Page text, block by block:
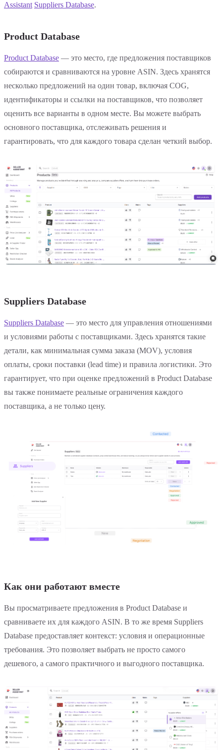
Assistant Suppliers Database.
Product Database
Product Database — это место, где предложения поставщиков
собираются и сравниваются на уровне ASIN. Здесь хранятся
несколько предложений на один товар, включая COG,
идентификаторы и ссылки на поставщиков, что позволяет
оценить все варианты в одном месте. Вы можете выбрать
основного поставщика, отслеживать решения и
гарантировать, что для каждого товара сделан четкий выбор.
Suppliers Database
Suppliers Database — это место для управления отношениями
и условиями работы с поставщиками. Здесь хранятся такие
детали, как минимальная сумма заказа (MOV), условия
оплаты, сроки поставки (lead time) и правила логистики. Это
гарантирует, что при оценке предложений в Product Database
вы также понимаете реальные ограничения каждого
поставщика, а не только цену.
Как они работают вместе
Вы просматриваете предложения в Product Database и
сравниваете их для каждого ASIN. В то же время Suppliers
Database предоставляет контекст: условия и операционные
требования. Это позволяет выбрать не просто самого
дешевого, а самого практичного и выгодного поставщика.